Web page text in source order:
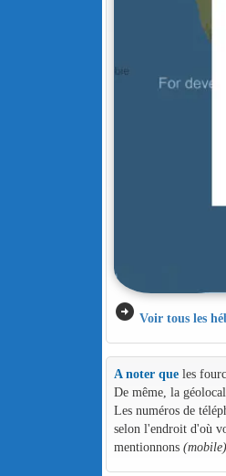
arrow_circle_right Voir tous les
A noter queles
De même, la
Les numéros de
selon l'endroit d'où
mentionnons (mobile)